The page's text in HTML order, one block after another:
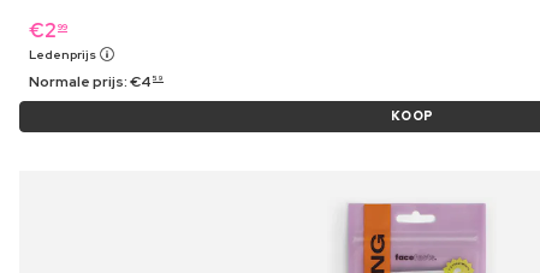
€2 99
Ledenprijs
Normale prijs:€4 59
KOOP